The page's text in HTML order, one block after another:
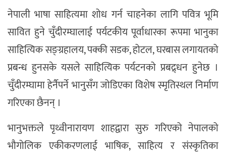
नेपाली भाषा साहित्यमा शोध गर्न चाहनेका लागि पवित्र भूमि
सावित हुने चुँदीरम्घालाई पर्यटकीय पूर्वाधारका रूपमा भानुका
साहित्यिक सङ्ग्रहालय, पक्की सडक, होटल, घरबास लगायतको
प्रबन्ध हुनसके यसले साहित्यिक पर्यटनको प्रबद्र्धन हुनेछ ।
चुँदीरम्घामा हेर्नैपर्ने भानुसँग जोडिएका विशेष स्मृतिस्थल निर्माण
गरिएका छैनन् ।
भानुभक्तले पृथ्वीनारायण शाहद्वारा सुरु गरिएको नेपालको
भौगोलिक एकीकरणलाई भाषिक, साहित्य र संस्कृतिका